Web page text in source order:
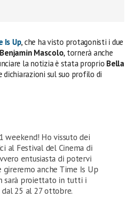
Is Up, che ha visto protagonisti i due
Benjamin Mascolo, tornerà anche
la notizia è stata proprio Bella
dichiarazioni sul suo profilo di
weekend! Ho vissuto dei
al Festival del Cinema di
entusiasta di potervi
gireremo anche Time Is Up
sarà proiettato in tutti i
25 al 27 ottobre.